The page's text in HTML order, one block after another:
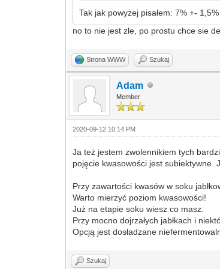
Tak jak powyżej pisałem: 7% +- 1,5%
no to nie jest zle, po prostu chce sie
Strona WWW Szukaj
Adam
Member
2020-09-12 10:14 PM
Ja też jestem zwolennikiem tych
pojęcie kwasowości jest subiektywne.
Przy zawartości kwasów w soku
Warto mierzyć poziom kwasowości!
Już na etapie soku wiesz co masz.
Przy mocno dojrzałych jabłkach i
Opcją jest dosładzane
Szukaj